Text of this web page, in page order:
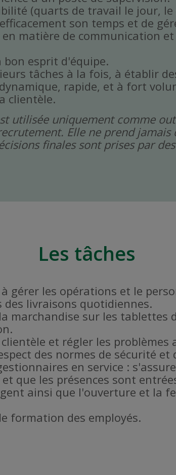
(quarts de travail le jour,
son temps et de
en matière de communication
esprit d'équipe.
tâches à la fois, à établir
rapide, et à fort
clientèle.
utilisée uniquement comme
Elle ne prend jamais
finales sont prises par
Les tâches
gérer les opérations et le
des livraisons quotidiennes.
marchandise sur les tablettes
et régler les problèmes
des normes de sécurité et
en service :
que les présences sont
ainsi que l'ouverture et la
formation des employés.